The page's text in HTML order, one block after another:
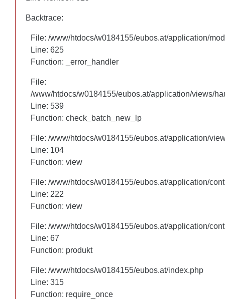
Backtrace:
File: /www/htdocs/w0184155/eubos.at/application/
Line: 625
Function: _error_handler
File:
/www/htdocs/w0184155/eubos.at/application/views/
Line: 460
Function: check_batch_new_lp
File: /www/htdocs/w0184155/eubos.at/application/
Line: 104
Function: view
File: /www/htdocs/w0184155/eubos.at/application/
Line: 222
Function: view
File: /www/htdocs/w0184155/eubos.at/application/
Line: 67
Function: produkt
File: /www/htdocs/w0184155/eubos.at/index.php
Line: 315
Function: require_once
Backtrace:
File: /www/htdocs/w0184155/eubos.at/application/
Line: 625
Function: _error_handler
File:
/www/htdocs/w0184155/eubos.at/application/views/
Line: 539
Function: check_batch_new_lp
File: /www/htdocs/w0184155/eubos.at/application/
Line: 104
Function: view
File: /www/htdocs/w0184155/eubos.at/application/
Line: 222
Function: view
File: /www/htdocs/w0184155/eubos.at/application/
Line: 67
Function: produkt
File: /www/htdocs/w0184155/eubos.at/index.php
Line: 315
Function: require_once